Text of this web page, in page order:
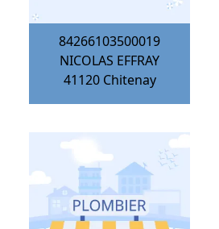
84266103500019
NICOLAS EFFRAY
41120 Chitenay